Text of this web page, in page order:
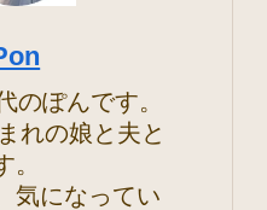
のぽんです。
れの娘と夫と
気になってい